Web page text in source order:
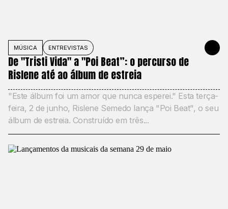
MÚSICA ENTREVISTAS JUNE 2,
De "Tristi Vida" a "Poi Beat”: o percurso de
Rislene até ao álbum de estreia
"Este álbum foi um amor que nunca esperei." Esta terça-
feira, 2 de junho, Rislene Semedo lança "Poi Beat", o seu
álbum de estreia. Construído em três...